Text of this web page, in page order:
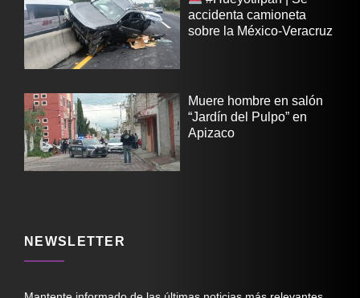
accidenta camioneta
sobre la México-Veracruz
Muere hombre en salón
“Jardín del Pulpo” en
Apizaco
NEWSLETTER